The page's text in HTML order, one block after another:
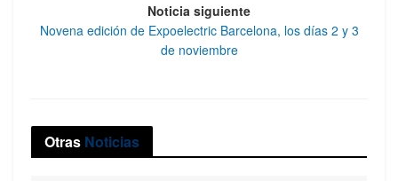
Noticia siguiente
Novena edición de Expoelectric Barcelona, los días 2 y 3
de noviembre
Otras Noticias